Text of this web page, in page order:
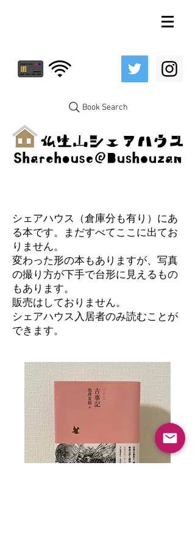
Book Search
シェアハウス（倉庫分も有り）にあ
る本です。まだすべてここに出てお
りません。
変わった形の本もありますが、写真
の撮り方が下手で台形に見えるもの
もあります。
​販売はしておりません。
シェアハウス入居者のみ読むことが
できます。